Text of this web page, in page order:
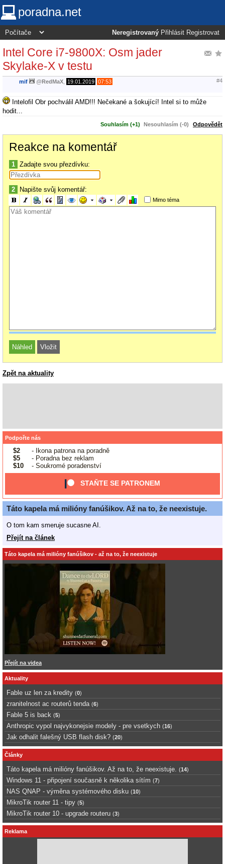
poradna.net
Neregistrovaný Přihlásit Registrovat
Intel Core i7-9800X: Osm jader
Skylake-X v testu
mif @RedMaX 19.01.2019 07:53 #4
Intelofil Obr pochválil AMD!!! Nečekané a šokující! Intel si to může
hodit...
Souhlasím (+1) Nesouhlasím (-0) Odpovědět
Reakce na komentář
1 Zadajte svou přezdívku:
2 Napište svůj komentář:
Mimo téma
Zpět na aktuality
Podpořte nás
$2
- Ikona patrona na poradně
$5
- Poradna bez reklam
$10
- Soukromé poradenství
STAŇTE SE PATRONEM
Táto kapela má milióny fanúšikov. Až na to, že neexistuje.
O tom kam smeruje sucasne AI.
Přejít na článek
Táto kapela má milióny fanúšikov - až na to, že neexistuje
Přejít na videa
Aktuality
Fable uz len za kredity (0)
zranitelnost ac routerů tenda (6)
Fable 5 is back (5)
Anthropic vypol najvykonejsie modely - pre vsetkych (16)
Jak odhalit falešný USB flash disk? (20)
Články
Táto kapela má milióny fanúšikov. Až na to, že neexistuje. (14)
Windows 11 - připojení současně k několika sítím (7)
NAS QNAP - výměna systémového disku (10)
MikroTik router 11 - tipy (5)
MikroTik router 10 - upgrade routeru (3)
Reklama